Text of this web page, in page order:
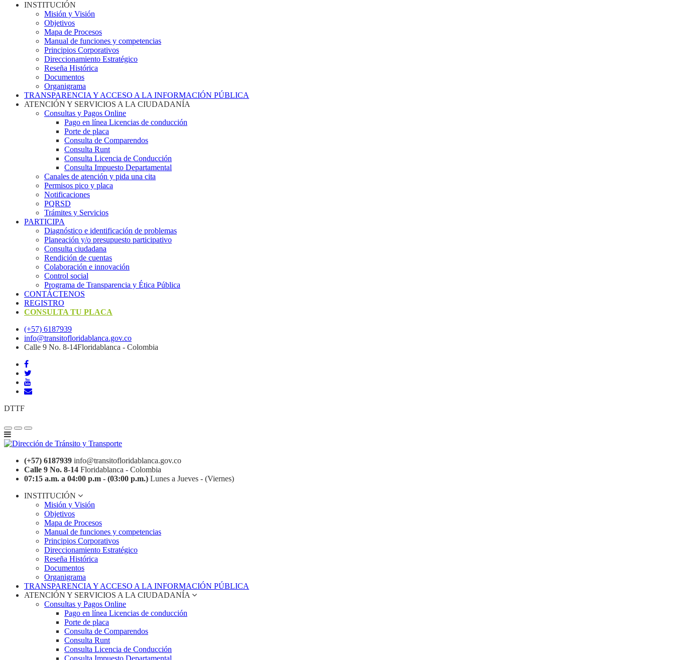
INSTITUCIÓN
Misión y Visión
Objetivos
Mapa de Procesos
Manual de funciones y competencias
Principios Corporativos
Direccionamiento Estratégico
Reseña Histórica
Documentos
Organigrama
TRANSPARENCIA Y ACCESO A LA INFORMACIÓN PÚBLICA
ATENCIÓN Y SERVICIOS A LA CIUDADANÍA
Consultas y Pagos Online
Pago en línea Licencias de conducción
Porte de placa
Consulta de Comparendos
Consulta Runt
Consulta Licencia de Conducción
Consulta Impuesto Departamental
Canales de atención y pida una cita
Permisos pico y placa
Notificaciones
PQRSD
Trámites y Servicios
PARTICIPA
Diagnóstico e identificación de problemas
Planeación y/o presupuesto participativo​
Consulta ciudadana
Rendición de cuentas
Colaboración e innovación
Control social
Programa de Transparencia y Ética Pública
CONTÁCTENOS
REGISTRO
CONSULTA TU PLACA
(+57) 6187939
info@transitofloridablanca.gov.co
Calle 9 No. 8-14Floridablanca - Colombia
DTTF
(+57) 6187939 info@transitofloridablanca.gov.co
Calle 9 No. 8-14 Floridablanca - Colombia
07:15 a.m. a 04:00 p.m - (03:00 p.m.) Lunes a Jueves - (Viernes)
INSTITUCIÓN
Misión y Visión
Objetivos
Mapa de Procesos
Manual de funciones y competencias
Principios Corporativos
Direccionamiento Estratégico
Reseña Histórica
Documentos
Organigrama
TRANSPARENCIA Y ACCESO A LA INFORMACIÓN PÚBLICA
ATENCIÓN Y SERVICIOS A LA CIUDADANÍA
Consultas y Pagos Online
Pago en línea Licencias de conducción
Porte de placa
Consulta de Comparendos
Consulta Runt
Consulta Licencia de Conducción
Consulta Impuesto Departamental